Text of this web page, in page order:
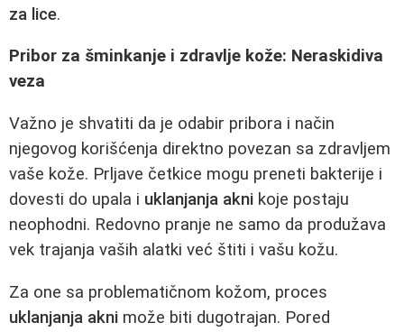
za lice.
Pribor za šminkanje i zdravlje kože: Neraskidiva
veza
Važno je shvatiti da je odabir pribora i način
njegovog korišćenja direktno povezan sa zdravljem
vaše kože. Prljave četkice mogu preneti bakterije i
dovesti do upala i uklanjanja akni koje postaju
neophodni. Redovno pranje ne samo da produžava
vek trajanja vaših alatki već štiti i vašu kožu.
Za one sa problematičnom kožom, proces
uklanjanja akni može biti dugotrajan. Pored